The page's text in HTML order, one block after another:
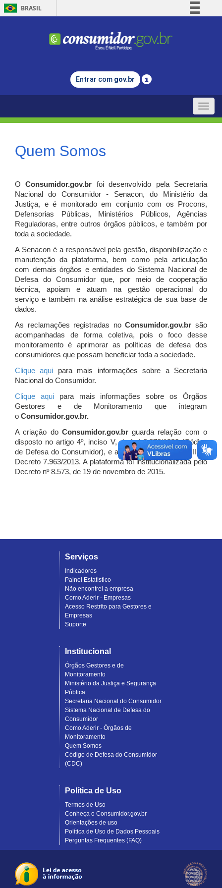
BRASIL
Comunica BR
Legislação
Entrar com gov.br
Toggle
Quem Somos
OConsumidor.gov.br
foi desenvolvido pela Secretaria
Nacional do Consumidor - Senacon, do Ministério da
Justiça, e é monitorado em conjunto com os Procons,
Defensorias Públicas, Ministérios Públicos, Agências
Reguladoras, entre outros órgãos públicos, e também por
toda a sociedade.
A Senacon é a responsável pela gestão, disponibilização e
manutenção da plataforma, bem como pela articulação
com demais órgãos e entidades do Sistema Nacional de
Defesa do Consumidor que, por meio de cooperação
técnica, apoiam e atuam na gestão operacional do
serviço e também na análise estratégica de sua base de
dados.
As reclamações registradas noConsumidor.gov.br são
acompanhadas de forma coletiva, pois o foco desse
monitoramento é aprimorar as políticas de defesa dos
consumidores que possam beneficiar toda a sociedade.
Clique aqui para mais informações sobre a Secretaria
Nacional do Consumidor.
Clique aquipara mais informações sobre os Órgãos
Gestores e de Monitoramento que integram
o Consumidor.gov.br.
A criação do Consumidor.gov.brguarda relação com o
disposto no artigo 4º, inciso V, da Lei 8.078/1990 (Código
de Defesa do Consumidor), e artigo 7º, incisos I, II e III do
Decreto 7.963/2013. A plataforma foi institucionalizada pelo
Decreto nº 8.573, de 19 de novembro de 2015.
Serviços
Indicadores
Painel Estatístico
Não encontrei a empresa
Como Aderir - Empresas
Acesso Restrito para Gestores e
Empresas
Suporte
Institucional
Órgãos Gestores e de
Monitoramento
Ministério da Justiça e Segurança
Pública
Secretaria Nacional do Consumidor
Sistema Nacional de Defesa do
Consumidor
Como Aderir - Órgãos de
Monitoramento
Quem Somos
Código de Defesa do Consumidor
(CDC)
Política de Uso
Termos de Uso
Conheça o Consumidor.gov.br
Orientações de uso
Política de Uso de Dados Pessoais
Perguntas Frequentes (FAQ)